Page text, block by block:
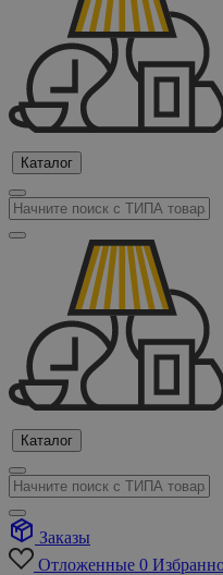
Каталог
Каталог
Заказы
Отложенные 0